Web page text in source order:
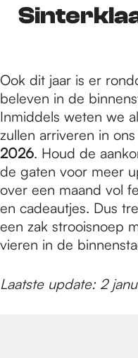
d
e
h
o
m
e
Ook dit jaar is er
beleven in de
Inmiddels weten we
zullen arriveren in
2026. Houd de
de gaten voor meer
over een maand vol
en cadeautjes. Dus
een zak strooisnoep
vieren in de
Laatste update: 2